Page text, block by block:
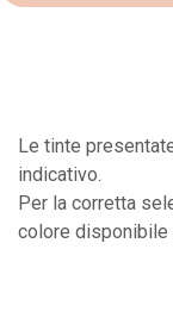
Le tinte
indicativo.
Per la corretta
colore disponibile